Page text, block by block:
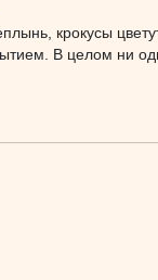
крокусы
В целом ни